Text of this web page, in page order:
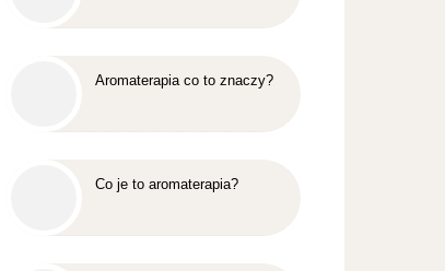
Aromaterapia co to znaczy?
Co je to aromaterapia?